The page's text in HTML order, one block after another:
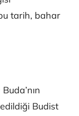
tarih, bahar
Budist